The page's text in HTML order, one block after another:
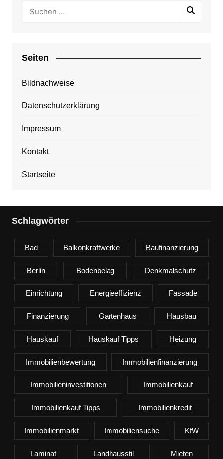
Seiten
Bildnachweise
Datenschutzerklärung
Impressum
Kontakt
Startseite
Schlagwörter
Bad Balkonkraftwerke Baufinanzierung
Berlin Bodenbelag Denkmalschutz
Einrichtung Energieeffizienz Fassade
Finanzierung Gartenhaus Hausbau
Hauskauf Hauskauf Tipps Heizung
Immobilienbewertung Immobilienfinanzierung
Immobilieninvestitionen Immobilienkauf
Immobilienkauf Tipps Immobilienkredit
Immobilienmarkt Immobiliensuche KfW
Laminat Landhausstil Mieten